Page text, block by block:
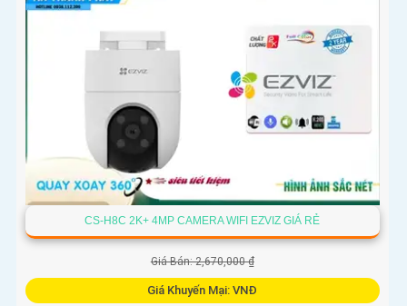
CS-H8C 2K+ 4MP CAMERA WIFI EZVIZ GIÁ RẺ
Giá Bán: 2,670,000 ₫
Giá Khuyến Mại: VNĐ
️